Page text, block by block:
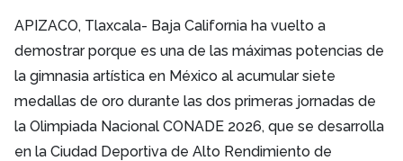
APIZACO, Tlaxcala- Baja California ha vuelto a
demostrar porque es una de las máximas potencias de
la gimnasia artística en México al acumular siete
medallas de oro durante las dos primeras jornadas de
la Olimpiada Nacional CONADE 2026, que se desarrolla
en la Ciudad Deportiva de Alto Rendimiento de